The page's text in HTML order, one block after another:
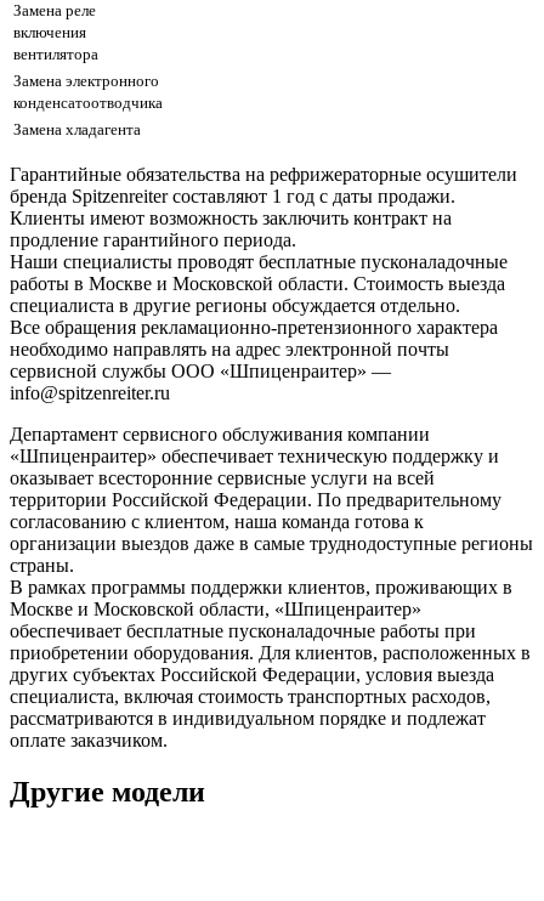
Замена реле
включения
вентилятора
Замена электронного
конденсатоотводчика
Замена хладагента
Гарантийные обязательства на рефрижераторные осушители
бренда Spitzenreiter составляют 1 год с даты продажи.
Клиенты имеют возможность заключить контракт на
продление гарантийного периода.
Наши специалисты проводят бесплатные пусконаладочные
работы в Москве и Московской области. Стоимость выезда
специалиста в другие регионы обсуждается отдельно.
Все обращения рекламационно-претензионного характера
необходимо направлять на адрес электронной почты
сервисной службы ООО «Шпиценраитер» —
info@spitzenreiter.ru
Департамент сервисного обслуживания компании
«Шпиценраитер» обеспечивает техническую поддержку и
оказывает всесторонние сервисные услуги на всей
территории Российской Федерации. По предварительному
согласованию с клиентом, наша команда готова к
организации выездов даже в самые труднодоступные регионы
страны.
В рамках программы поддержки клиентов, проживающих в
Москве и Московской области, «Шпиценраитер»
обеспечивает бесплатные пусконаладочные работы при
приобретении оборудования. Для клиентов, расположенных в
других субъектах Российской Федерации, условия выезда
специалиста, включая стоимость транспортных расходов,
рассматриваются в индивидуальном порядке и подлежат
оплате заказчиком.
Другие модели